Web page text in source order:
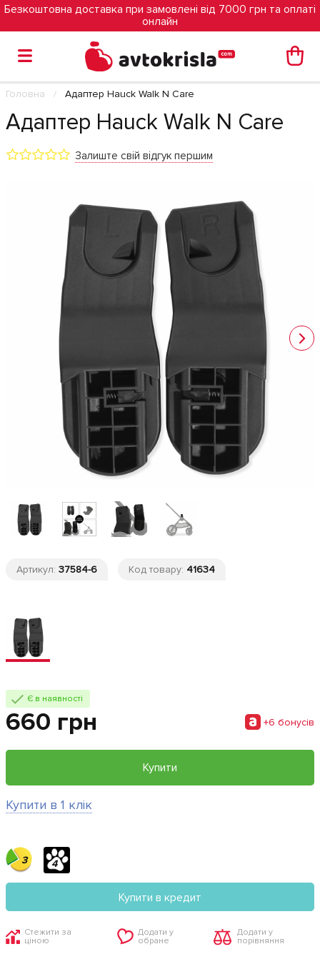
Безкоштовна доставка при замовлені від 7000 грн та оплаті
онлайн
Головна Адаптер Hauck Walk N Care
Адаптер Hauck Walk N Care
Залиште свій відгук першим
Артикул: 37584-6 Код товару: 41634
Є в наявності
660 грн +6 бонусiв
Купити
Купити в 1 клік
3 4
Купити в кредит
Стежити за
ціною
Додати у
обране
Додати у
порівняння